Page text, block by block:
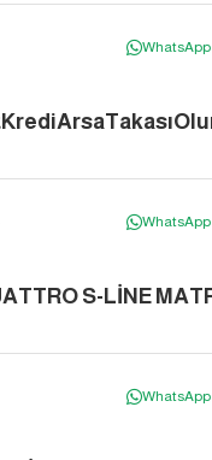
WhatsApp
WhatsApp
WhatsApp